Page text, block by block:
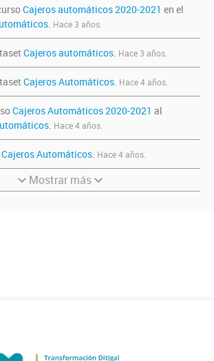
Cajeros automáticos 2020-2021 en el
. Hace 3 años.
Cajeros automáticos. Hace 3 años.
Cajeros Automáticos. Hace 4 años.
Cajeros Automáticos 2020-2021 al
. Hace 4 años.
Cajeros Automáticos. Hace 4 años.
Mostrar más